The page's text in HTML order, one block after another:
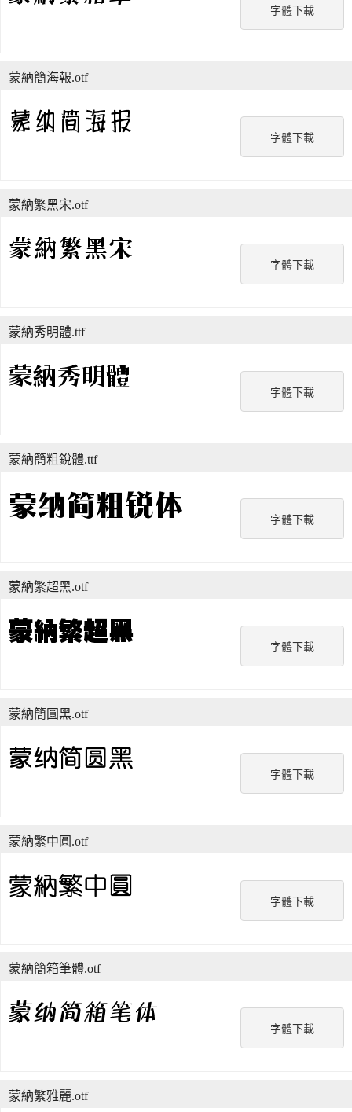
字體下載
字體下載
蒙納簡海報.otf
字體下載
蒙納繁黑宋.otf
字體下載
蒙納秀明體.ttf
字體下載
蒙納簡粗銳體.ttf
字體下載
蒙納繁超黑.otf
字體下載
蒙納簡圓黑.otf
字體下載
蒙納繁中圓.otf
字體下載
蒙納簡箱筆體.otf
蒙納繁雅麗.otf